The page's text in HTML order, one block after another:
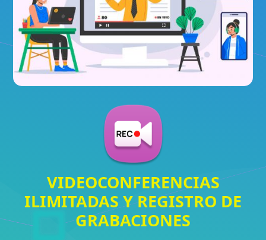
VIDEOCONFERENCIAS
ILIMITADAS Y REGISTRO DE
GRABACIONES